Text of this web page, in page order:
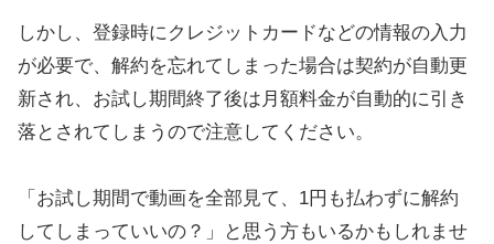
しかし、登録時にクレジットカードなどの情報の入力
が必要で、解約を忘れてしまった場合は契約が自動更
新され、お試し期間終了後は月額料金が自動的に引き
落とされてしまうので注意してください。
「お試し期間で動画を全部見て、1円も払わずに解約
してしまっていいの？」と思う方もいるかもしれませ